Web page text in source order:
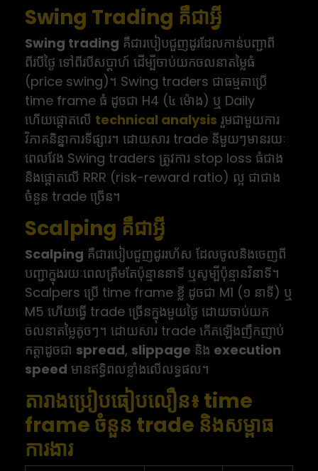
Swing Trading គឺជាអ្វី
Swing trading គឺជារបៀបជួញដូរដែលកាន់បញ្ជាពី
ពីរបីថ្ងៃ ទៅពីរបីសប្តាហ៍ ដើម្បីចាប់យកចលនាតម្លៃធំ
(price swing)។ Swing traders ជាធម្មតាប្រើ
time frame ធំ ដូចជា H4 (៤ ម៉ោង) ឬ Daily
ហើយផ្តោតលើ technical analysis រួមជាមួយការ
វិភាគនិន្នាការទីផ្សារ។ ដោយសារ trade នីមួយៗមានរយៈ
ពេលវែង Swing traders ត្រូវការ stop loss ធំជាង
និងផ្តោតលើ RRR (risk-reward ratio) ល្អ ជាជាង
ចំនួន trade ច្រើន។
Scalping គឺជាអ្វី
Scalping គឺជារបៀបជួញដូររហ័ស ដែលចូលនិងចេញពី
បញ្ជាក្នុងរយៈពេលត្រឹមតែប៉ុន្មាននាទី ឬសូម្បីប៉ុន្មានវិនាទី។
Scalpers ប្រើ time frame ខ្លី ដូចជា M1 (១ នាទី) ឬ
M5 ហើយធ្វើ trade ច្រើនក្នុងមួយថ្ងៃ ដោយចាប់យក
ចលនាតម្លៃតូចៗ។ ដោយសារ trade កើតឡើងញឹកញាប់
កត្តាដូចជា spread, slippage និង execution
speed មានឥទ្ធិពលខ្លាំងលើលទ្ធផល។
តារាងប្រៀបធៀបលឿន៖ time
frame ចំនួន trade និងសម្ពាធ
ការងារ